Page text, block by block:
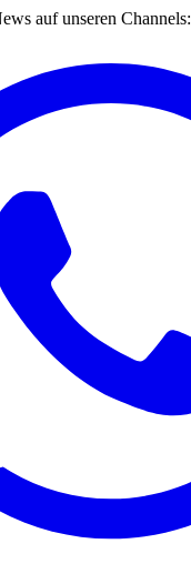
auf unseren Channels: